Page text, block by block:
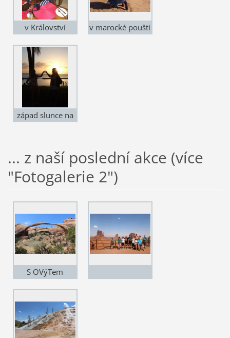
v Království
Afrika)
v marocké poušti
západ slunce na
... z naší poslední akce (více
"Fotogalerie 2")
S OVýTem
(11.-26.7.2026)